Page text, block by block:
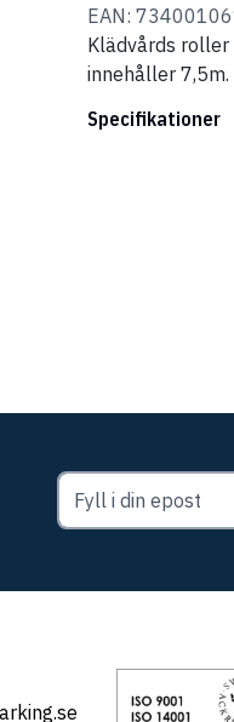
EAN:
Klädvårds
innehåller 7,5m.
Specifikationer